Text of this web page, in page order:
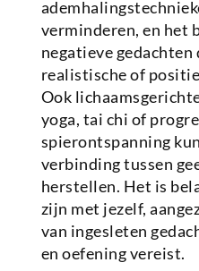
verminderen, en het
negatieve gedachten
realistische of
Ook
yoga, tai chi of
spierontspanning
verbinding tussen
herstellen. Het is
zijn met jezelf,
van ingesleten
en oefening vereist.